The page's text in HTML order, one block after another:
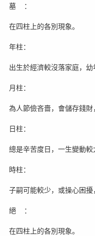
墓 ：
在四柱上的各別現象。
年柱：
出生於經濟較沒落家庭，幼
月柱：
為人節儉吝嗇，會儲存錢財
日柱：
總是辛苦度日，一生變動較
時柱：
子嗣可能較少，或操心困擾
絕 ：
在四柱上的各別現象。